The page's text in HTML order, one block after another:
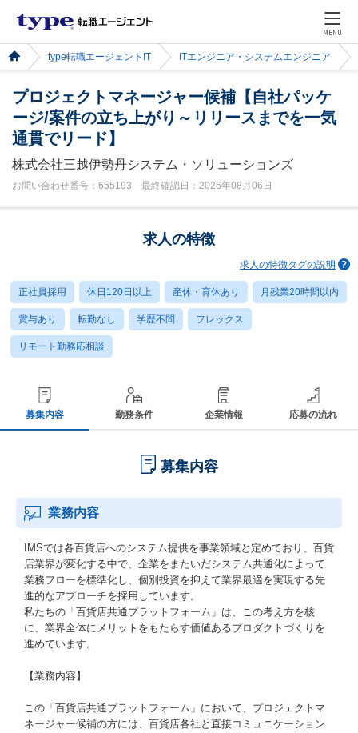
MENU
type転職エージェントIT ITエンジニア・システムエンジニア
プロジェクトマネージャー候補【自社パッケ
ージ/案件の立ち上がり～リリースまでを一気
通貫でリード】
株式会社三越伊勢丹システム・ソリューションズ
お問い合わせ番号：655193 最終確認日：2026年08月06日
求人の特徴
求人の特徴タグの説明
正社員採用 休日120日以上 産休・育休あり 月残業20時間以内
賞与あり 転勤なし 学歴不問 フレックス
リモート勤務応相談
募集内容 勤務条件 企業情報 応募の流れ
募集内容
業務内容
IMSでは各百貨店へのシステム提供を事業領域と定めており、百貨
店業界が変化する中で、企業をまたいだシステム共通化によって
業務フローを標準化し、個別投資を抑えて業界最適を実現する先
進的なアプローチを採用しています。
私たちの「百貨店共通プラットフォーム」は、この考え方を核
に、業界全体にメリットをもたらす価値あるプロダクトづくりを
進めています。
【業務内容】
この「百貨店共通プラットフォーム」において、プロジェクトマ
ネージャー候補の方には、百貨店各社と直接コミュニケーション